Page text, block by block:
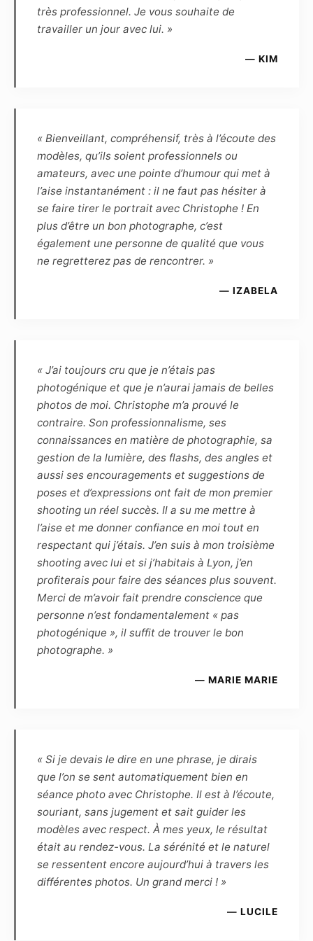
et renonce en conséquence à toute demande
ultérieure de rémunération complémentaire.
conséquence le Modèle ne peut revendiquer
aucune propriété ou droit d’auteur. Le
Photographe reconnaît que, de par la loi, le
Modèle demeure le propriétaire inaliénable de
son image. Le Photographe et le Modèle se
cèdent réciproquement les droits d’utilisation
des photographies réalisées lors de la séance
pour une durée de 10 ans à reconduction tacite,
et dès lors sont autorisés à fixer, reproduire et
sur tout support (notamment numérique,
papier, magnétique, textile, plastique,
céramique, etc.) et intégrées à tout autre
matériel (tel que photographie, dessin,
illustration, peinture, vidéo, animations, etc.)
connus ou à venir.
Article 7
Les éventuels commentaires, titres ou
légendes accompagnant la reproduction ou la
représentation de la ou de ces photographies
ne devront pas porter atteinte à la réputation
ou à la vie privée du modèle et réciproquement.
Article 8
Le Photographe et le Modèle s’autorisent
mutuellement l’usage à des fins
sites Internet du Photographe, ainsi que
l’exposition publique des photographies (par
exemple lors d’une exposition dans un lieu
public ou privé, galerie, salon, concours, etc.).
Le modèle ne pourra exiger aucun partage des
éventuels gains ou prix remportés en cas de
présentation par le photographe des photos
qu’il aura réalisées ou retouchées à un
– Le modèle conserve une liberté d’utilisation
très professionnel. Je vous souhaite de
travailler un jour avec lui. »
— KIM
« Bienveillant, compréhensif, très à l’écoute des
modèles, qu’ils soient professionnels ou
amateurs, avec une pointe d’humour qui met à
l’aise instantanément : il ne faut pas hésiter à
se faire tirer le portrait avec Christophe ! En
plus d’être un bon photographe, c’est
également une personne de qualité que vous
ne regretterez pas de rencontrer. »
— IZABELA
« J’ai toujours cru que je n’étais pas
photogénique et que je n’aurai jamais de belles
photos de moi. Christophe m’a prouvé le
contraire. Son professionnalisme, ses
connaissances en matière de photographie, sa
gestion de la lumière, des flashs, des angles et
aussi ses encouragements et suggestions de
poses et d’expressions ont fait de mon premier
shooting un réel succès. Il a su me mettre à
l’aise et me donner confiance en moi tout en
respectant qui j’étais. J’en suis à mon troisième
shooting avec lui et si j’habitais à Lyon, j’en
profiterais pour faire des séances plus souvent.
Merci de m’avoir fait prendre conscience que
personne n’est fondamentalement « pas
photogénique », il suffit de trouver le bon
photographe. »
— MARIE MARIE
« Si je devais le dire en une phrase, je dirais
que l’on se sent automatiquement bien en
séance photo avec Christophe. Il est à l’écoute,
souriant, sans jugement et sait guider les
modèles avec respect. À mes yeux, le résultat
était au rendez-vous. La sérénité et le naturel
se ressentent encore aujourd’hui à travers les
différentes photos. Un grand merci ! »
— LUCILE